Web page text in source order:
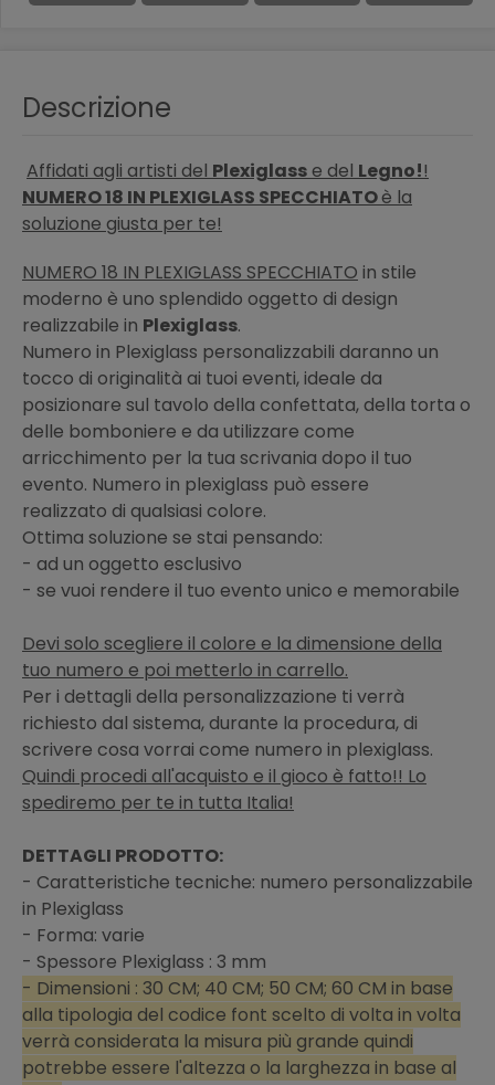
Descrizione
Affidati agli artisti del Plexiglasse del Legno!!
NUMERO 18 IN PLEXIGLASS SPECCHIATOè la
soluzione giusta per te!
NUMERO 18 IN PLEXIGLASS SPECCHIATO in stile
moderno è uno splendido oggetto di design
realizzabile in Plexiglass.
Numero in Plexiglass personalizzabili daranno un
tocco di originalità ai tuoi eventi, ideale da
posizionare sul tavolo della confettata, della torta o
delle bomboniere e da utilizzare come
arricchimento per la tua scrivania dopo il tuo
evento. Numero in plexiglass può essere
realizzato di qualsiasi colore.
Ottima soluzione se stai pensando:
- ad un oggetto esclusivo
- se vuoi rendere il tuo evento unico e memorabile
Devi solo scegliere il colore e la dimensione della
tuo numero e poi metterlo in carrello.
Per i dettagli della personalizzazione ti verrà
richiesto dal sistema, durante la procedura, di
scrivere cosa vorrai come numero in plexiglass.
Quindi procedi all'acquisto e il gioco è fatto!! Lo
spediremo per te in tutta Italia!
DETTAGLI PRODOTTO:
- Caratteristiche tecniche: numero personalizzabile
in Plexiglass
- Forma: varie
- Spessore Plexiglass : 3 mm
- Dimensioni : 30 CM; 40 CM; 50 CM; 60 CM in base
alla tipologia del codice font scelto di volta in volta
verrà considerata la misura più grande quindi
potrebbe essere l'altezza o la larghezza in base al